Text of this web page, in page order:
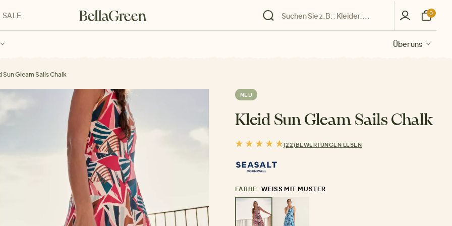
Über uns
Über uns
Über uns
für Kinder Über uns
SALE
Über uns
0
Sun Gleam Sails Chalk
NEU
Kleid Sun Gleam Sails Chalk
(22)BEWERTUNGEN LESEN
FARBE: WEISS MIT MUSTER